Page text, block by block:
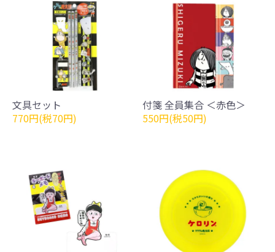
文具セット
770円(税70円)
付箋 全員集合 ＜赤色＞
550円(税50円)